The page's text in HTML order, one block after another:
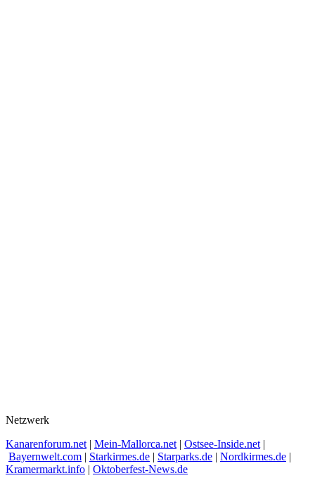
Netzwerk
Kanarenforum.net | Mein-Mallorca.net | Ostsee-Inside.net |
Bayernwelt.com | Starkirmes.de | Starparks.de | Nordkirmes.de |
Kramermarkt.info | Oktoberfest-News.de